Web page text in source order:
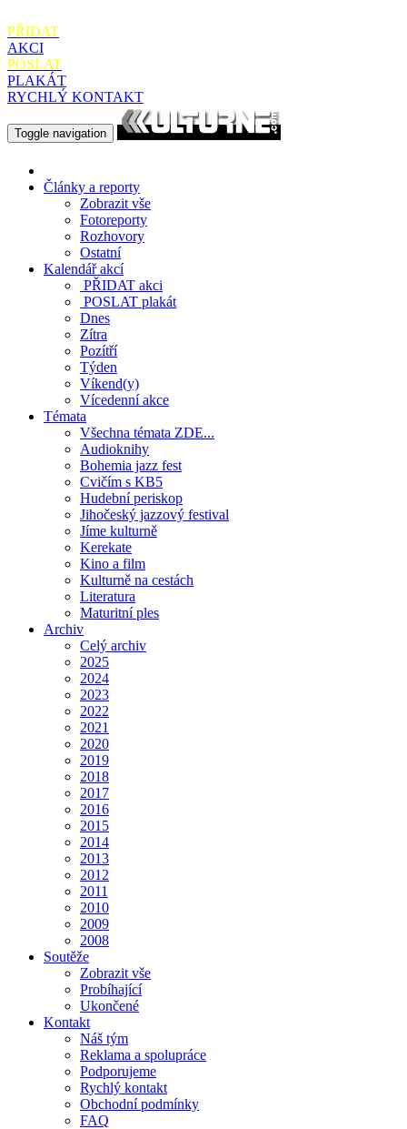
PŘIDAT
AKCI
POSLAT
PLAKÁT
RYCHLÝ KONTAKT
Toggle navigation
Články a reporty
Zobrazit vše
Fotoreporty
Rozhovory
Ostatní
Kalendář akcí
PŘIDAT akci
POSLAT plakát
Dnes
Zítra
Pozítří
Týden
Víkend(y)
Vícedenní akce
Témata
Všechna témata ZDE...
Audioknihy
Bohemia jazz fest
Cvičím s KB5
Hudební periskop
Jihočeský jazzový festival
Jíme kulturně
Kerekate
Kino a film
Kulturně na cestách
Literatura
Maturitní ples
Archiv
Celý archiv
2025
2024
2023
2022
2021
2020
2019
2018
2017
2016
2015
2014
2013
2012
2011
2010
2009
2008
Soutěže
Zobrazit vše
Probíhající
Ukončené
Kontakt
Náš tým
Reklama a spolupráce
Podporujeme
Rychlý kontakt
Obchodní podmínky
FAQ